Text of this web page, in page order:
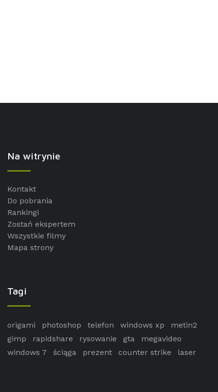
Na witrynie
Kontakt
Do pobrania
Rankingi
Zostań ekspertem
Wszystkie filmy
Mapa strony
Tagi
origami photoshop telefon windows xp
metin2
gimp
rapidshare rysowanie gta
megavideo
windows 7
ściąga prezent counter strike laser